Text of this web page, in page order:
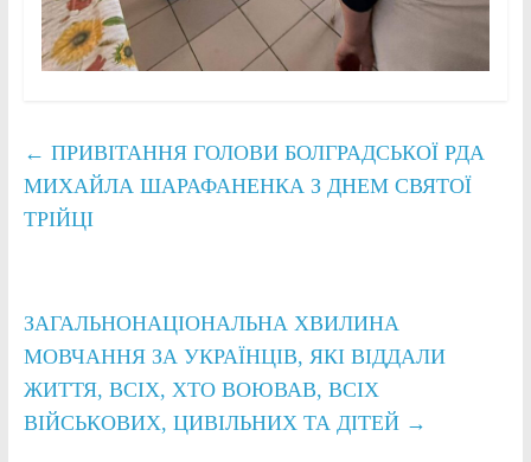
← ПРИВІТАННЯ ГОЛОВИ БОЛГРАДСЬКОЇ РДА
МИХАЙЛА ШАРАФАНЕНКА З ДНЕМ СВЯТОЇ
ТРІЙЦІ
ЗАГАЛЬНОНАЦІОНАЛЬНА ХВИЛИНА
МОВЧАННЯ ЗА УКРАЇНЦІВ, ЯКІ ВІДДАЛИ
ЖИТТЯ, ВСІХ, ХТО ВОЮВАВ, ВСІХ
ВІЙСЬКОВИХ, ЦИВІЛЬНИХ ТА ДІТЕЙ →